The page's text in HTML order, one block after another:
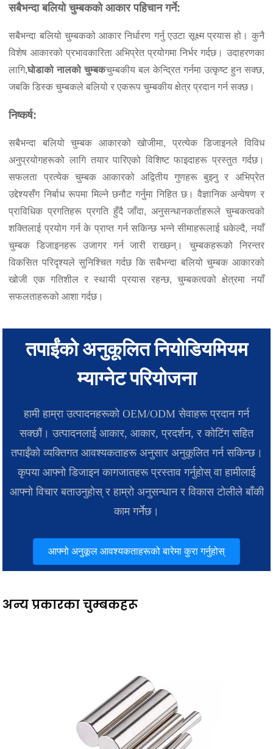
सबैभन्दा बलियो चुम्बकको आकार पहिचान गर्ने:
सबैभन्दा बलियो चुम्बकको आकार निर्धारण गर्नु एउटा सूक्ष्म प्रयास हो। कुनै
विशेष आकारको प्रभावकारिता अभिप्रेत प्रयोगमा निर्भर गर्दछ। उदाहरणका
लागि,घोडाको नालको चुम्बकचुम्बकीय बल केन्द्रित गर्नमा उत्कृष्ट हुन सक्छ,
जबकि डिस्क चुम्बकले बलियो र एकरूप चुम्बकीय क्षेत्र प्रदान गर्न सक्छ।
निष्कर्ष:
सबैभन्दा बलियो चुम्बक आकारको खोजीमा, प्रत्येक डिजाइनले विविध
अनुप्रयोगहरूको लागि तयार पारिएको विशिष्ट फाइदाहरू प्रस्तुत गर्दछ।
सफलता प्रत्येक चुम्बक आकारको अद्वितीय गुणहरू बुझ्नु र अभिप्रेत
उद्देश्यसँग निर्बाध रूपमा मिल्ने छनौट गर्नुमा निहित छ। वैज्ञानिक अन्वेषण र
प्राविधिक प्रगतिहरू प्रगति हुँदै जाँदा, अनुसन्धानकर्ताहरूले चुम्बकत्वको
शक्तिलाई प्रयोग गर्न के प्राप्त गर्न सकिन्छ भन्ने सीमाहरूलाई धकेल्दै, नयाँ
चुम्बक डिजाइनहरू उजागर गर्न जारी राख्छन्। चुम्बकहरूको निरन्तर
विकसित परिदृश्यले सुनिश्चित गर्दछ कि सबैभन्दा बलियो चुम्बक आकारको
खोजी एक गतिशील र स्थायी प्रयास रहन्छ, चुम्बकत्वको क्षेत्रमा नयाँ
सफलताहरूको आशा गर्दछ।
तपाईंको अनुकूलित नियोडियमियम
म्याग्नेट परियोजना
हामी हाम्रा उत्पादनहरूको OEM/ODM सेवाहरू प्रदान गर्न
सक्छौं। उत्पादनलाई आकार, आकार, प्रदर्शन, र कोटिंग सहित
तपाईंको व्यक्तिगत आवश्यकताहरू अनुसार अनुकूलित गर्न सकिन्छ।
कृपया आफ्नो डिजाइन कागजातहरू प्रस्ताव गर्नुहोस् वा हामीलाई
आफ्नो विचार बताउनुहोस् र हाम्रो अनुसन्धान र विकास टोलीले बाँकी
काम गर्नेछ।
आफ्नो अनुकूल आवश्यकताहरूको बारेमा कुरा गर्नुहोस्
अन्य प्रकारका चुम्बकहरू